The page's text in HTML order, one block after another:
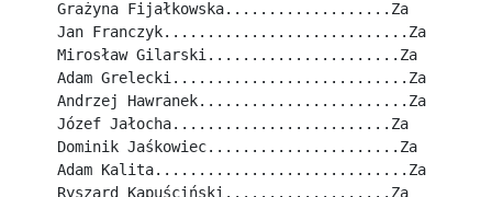
Grażyna Fijałkowska...................Za
Jan Franczyk............................Za
Mirosław Gilarski......................Za
Adam Grelecki...........................Za
Andrzej Hawranek........................Za
Józef Jałocha.........................Za
Dominik Jaśkowiec......................Za
Adam Kalita.............................Za
Ryszard Kapuściński...................Za